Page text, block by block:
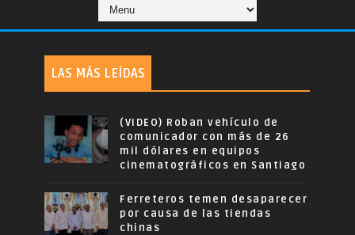
LAS MÁS LEÍDAS
(VIDEO) Roban vehículo de
comunicador con más de 26
mil dólares en equipos
cinematográficos en Santiago
Ferreteros temen desaparecer
por causa de las tiendas
chinas